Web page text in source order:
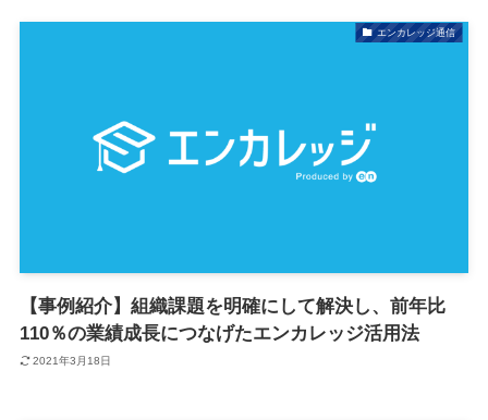
エンカレッジ通信
【事例紹介】組織課題を明確にして解決し、前年比
110％の業績成長につなげたエンカレッジ活用法
2021年3月18日